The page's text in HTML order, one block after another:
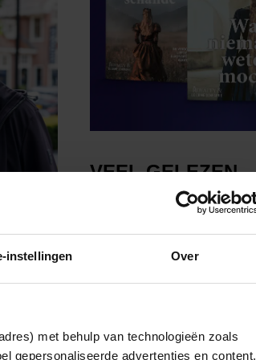
instellingen Over
met behulp van technologieën zoals
gepersonaliseerde advertenties en content,